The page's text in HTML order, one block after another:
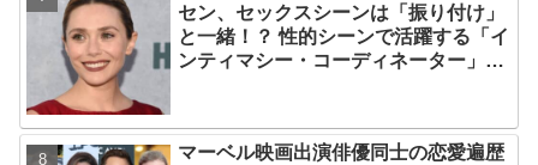
セン、セックスシーンは「振り付け」
と一緒！？ 性的シーンで活躍する「イ
ンティマシー・コーディネーター」の
マーベル映画出演俳優同士の恋愛遍歴